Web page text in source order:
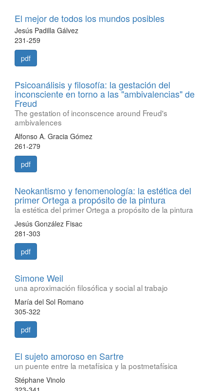
El mejor de todos los mundos posibles
Jesús Padilla Gálvez
231-259
pdf
Psicoanálisis y filosofía: la gestación del
inconsciente en torno a las "ambivalencias" de
Freud
The gestation of inconscence around Freud's
ambivalences
Alfonso A. Gracia Gómez
261-279
pdf
Neokantismo y fenomenología: la estética del
primer Ortega a propósito de la pintura
la estética del primer Ortega a propósito de la pintura
Jesús González Fisac
281-303
pdf
Simone Weil
una aproximación filosófica y social al trabajo
María del Sol Romano
305-322
pdf
El sujeto amoroso en Sartre
un puente entre la metafísica y la postmetafísica
Stéphane Vinolo